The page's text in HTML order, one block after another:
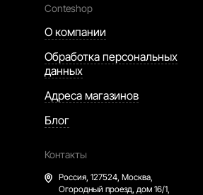
Conteshop
О компании
Обработка персональных
данных
Адреса магазинов
Блог
Контакты
Россия, 127524, Москва,
Огородный проезд, дом 16/1,